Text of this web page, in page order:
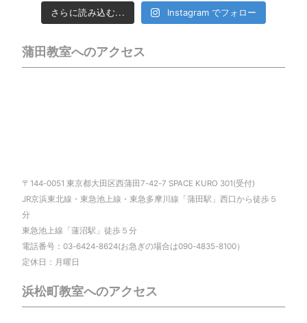
さらに読み込む... Instagram でフォロー
蒲田教室へのアクセス
〒144-0051 東京都大田区西蒲田7-42-7 SPACE KURO 301(受付)
JR京浜東北線・東急池上線・東急多摩川線「蒲田駅」西口から徒歩５
分
東急池上線「蓮沼駅」徒歩５分
電話番号：03-6424-8624(お急ぎの場合は090-4835-8100）
定休日：月曜日
浜松町教室へのアクセス